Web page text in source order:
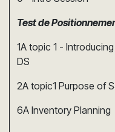
Test de
1A topic 1 -
DS
2A topic1 Purpose of
6A Inventory Planning